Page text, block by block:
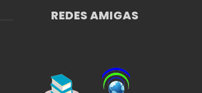
REDES AMIGAS